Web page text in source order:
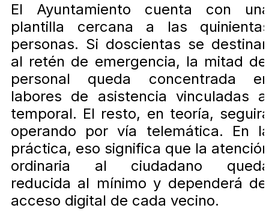
El Ayuntamiento cuenta con
plantilla cercana a las
personas. Si doscientas se
al retén de emergencia, la mitad
personal queda concentrada
labores de asistencia vinculadas
temporal. El resto, en teoría,
operando por vía telemática. En
práctica, eso significa que la
ordinaria al ciudadano
reducida al mínimo y dependerá
acceso digital de cada vecino.